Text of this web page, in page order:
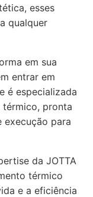
esses
qualquer
em sua
entrar em
é especializada
térmico, pronta
execução para
da JOTTA
térmico
e a eficiência